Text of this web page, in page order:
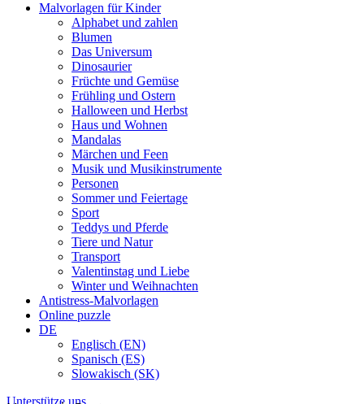
Malvorlagen für Kinder
Alphabet und zahlen
Blumen
Das Universum
Dinosaurier
Früchte und Gemüse
Frühling und Ostern
Halloween und Herbst
Haus und Wohnen
Mandalas
Märchen und Feen
Musik und Musikinstrumente
Personen
Sommer und Feiertage
Sport
Teddys und Pferde
Tiere und Natur
Transport
Valentinstag und Liebe
Winter und Weihnachten
Antistress-Malvorlagen
Online puzzle
DE
Englisch (EN)
Spanisch (ES)
Slowakisch (SK)
Unterstütze uns